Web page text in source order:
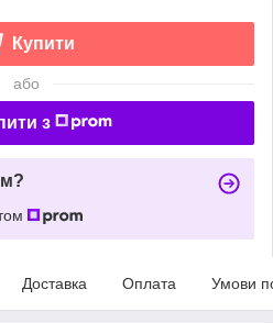
Купити
або
з
Доставка Оплата Умови